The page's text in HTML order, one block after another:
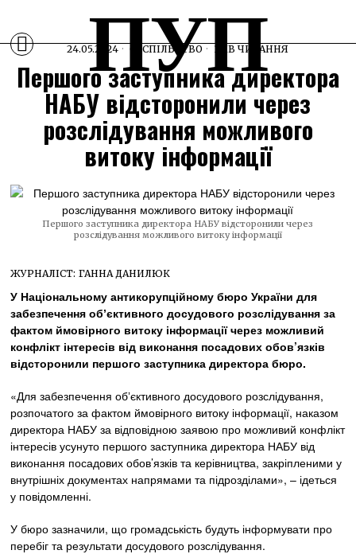
ПУП
24.05.2024 СУСПІЛЬСТВО 1 ХВ ЧИТАННЯ
Першого заступника директора
НАБУ відсторонили через
розслідування можливого
витоку інформації
Першого заступника директора НАБУ відсторонили через
розслідування можливого витоку інформації
ЖУРНАЛІСТ: ГАННА ДАНИЛЮК
У Національному антикорупційному бюро України для
забезпечення обʼєктивного досудового розслідування за
фактом ймовірного витоку інформації через можливий
конфлікт інтересів від виконання посадових обов’язків
відсторонили першого заступника директора бюро.
«Для забезпечення обʼєктивного досудового розслідування,
розпочатого за фактом ймовірного витоку інформації, наказом
директора НАБУ за відповідною заявою про можливий конфлікт
інтересів усунуто першого заступника директора НАБУ від
виконання посадових обов’язків та керівництва, закріпленими у
внутрішніх документах напрямами та підрозділами», – ідеться
у повідомленні.
У бюро зазначили, що громадськість будуть інформувати про
перебіг та результати досудового розслідування.